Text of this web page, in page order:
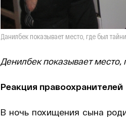
Данилбек показывает место, где был
Денилбек показывает место,
Реакция правоохранителей
В ночь похищения сына